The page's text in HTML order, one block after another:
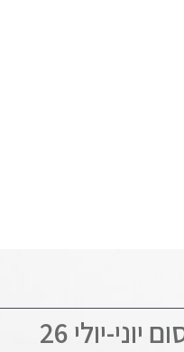
יולי 26